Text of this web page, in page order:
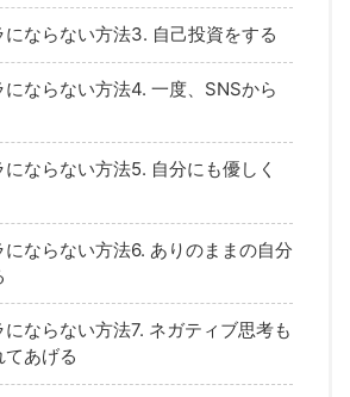
にならない方法3. 自己投資をする
にならない方法4. 一度、SNSから
にならない方法5. 自分にも優しく
にならない方法6. ありのままの自分
にならない方法7. ネガティブ思考も
てあげる